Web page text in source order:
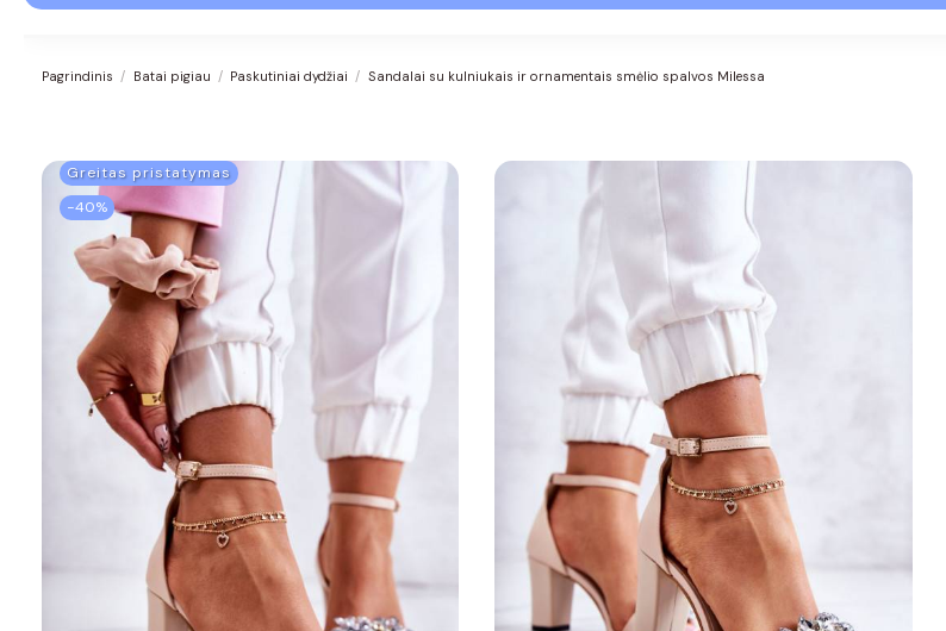
Pagrindinis Batai pigiau Paskutiniai dydžiai Sandalai su kulniukais ir ornamentais smėlio spalvos Milessa
Greitas pristatymas
−40%